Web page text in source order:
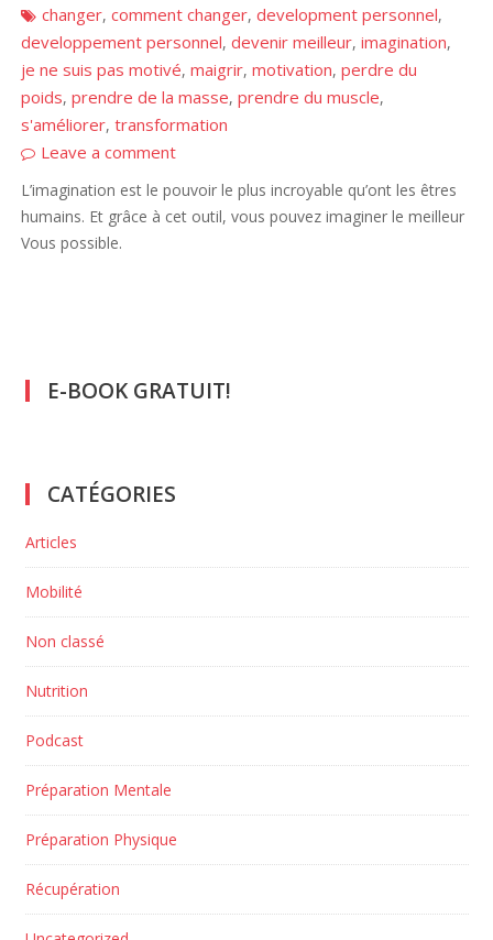
changer,comment changer,development personnel,
developpement personnel,devenir meilleur,imagination,
je ne suis pas motivé,maigrir,motivation,perdre du
poids,prendre de la masse,prendre du muscle,
s'améliorer,transformation
Leave a comment
L’imagination est le pouvoir le plus incroyable qu’ont les êtres
humains. Et grâce à cet outil, vous pouvez imaginer le meilleur
Vous possible.
E-BOOK GRATUIT!
CATÉGORIES
Articles
Mobilité
Non classé
Nutrition
Podcast
Préparation Mentale
Préparation Physique
Récupération